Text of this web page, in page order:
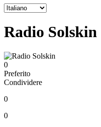
Radio Solskin
0
Preferito
Condividere
0
0